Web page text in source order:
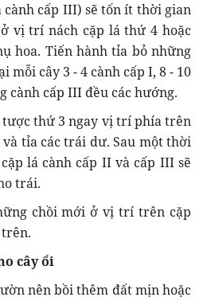
cấp III) sẽ tốn ít thời gian
vị trí nách cặp lá thứ 4 hoặc
hoa. Tiến hành tỉa bỏ những
mỗi cây 3 - 4 cành cấp I, 8 - 10
cành cấp III đều các hướng.
tược thứ 3 ngay vị trí phía trên
tỉa các trái dư. Sau một thời
lá cành cấp II và cấp III sẽ
trái.
chồi mới ở vị trí trên cặp
cây ổi
nên bồi thêm đất mịn hoặc